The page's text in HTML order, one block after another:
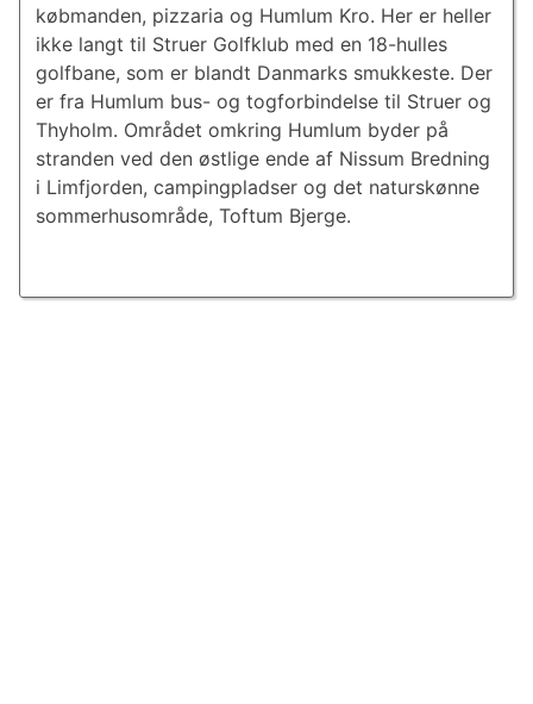
købmanden, pizzaria og Humlum Kro. Her er heller
ikke langt til Struer Golfklub med en 18-hulles
golfbane, som er blandt Danmarks smukkeste. Der
er fra Humlum bus- og togforbindelse til Struer og
Thyholm. Området omkring Humlum byder på
stranden ved den østlige ende af Nissum Bredning
i Limfjorden, campingpladser og det naturskønne
som­mer­hu­s­om­rå­de, Toftum Bjerge.